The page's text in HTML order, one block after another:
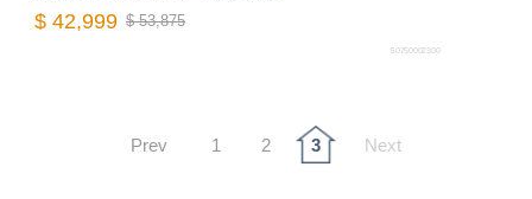
$ 42,999 $ 53,875
S0750002300
Prev 1 2 3 Next